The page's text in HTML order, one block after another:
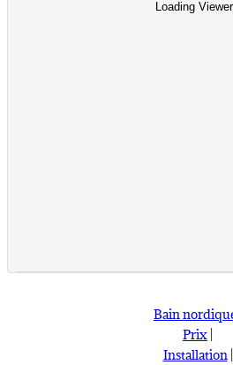
Loading
Bain
Prix
Installation|